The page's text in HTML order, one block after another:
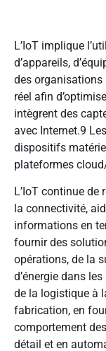
L’IoT implique
d’appareils,
des organisations
réel afin
intègrent des
avec Internet.9
dispositifs
plateformes
L’IoT continue de
la connectivité,
informations en
fournir des
opérations, de la
d’énergie dans
de la logistique à
fabrication, en
comportement
détail et en